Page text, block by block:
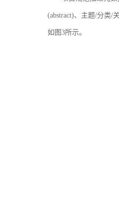
(abstract)、主题/分类/
如图3所示。